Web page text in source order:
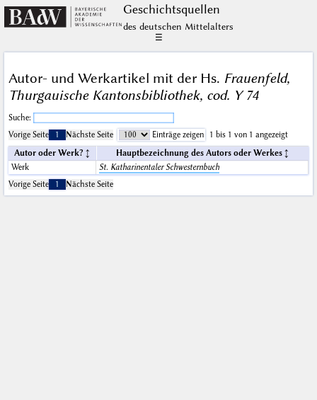
Geschichts­quellen
des deutschen Mittelalters
☰
Autor- und Werkartikel mit der Hs. Frauenfeld,
Thurgauische Kantonsbibliothek, cod. Y 74
Suche:
Vorige Seite
1 Nächste Seite Einträge zeigen
1 bis 1 von 1 angezeigt
Autor oder Werk?
Hauptbezeichnung des Autors oder Werkes
Werk
St. Katharinentaler Schwesternbuch
Vorige Seite
1 Nächste Seite